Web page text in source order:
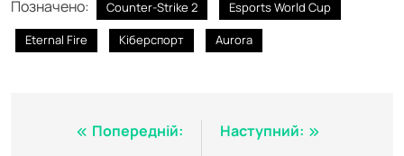
Позначено: Counter-Strike 2
Esports World Cup
Eternal Fire
Кіберспорт Aurora
НавігаціяПопередній:
Наступний: